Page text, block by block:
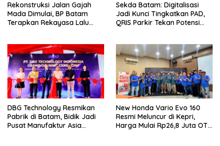
Rekonstruksi Jalan Gajah
Mada Dimulai, BP Batam
Terapkan Rekayasa Lalu
Sekda Batam: Digitalisasi
Jadi Kunci Tingkatkan PAD,
QRIS Parkir Tekan Potensi
DBG Technology Resmikan
Pabrik di Batam, Bidik Jadi
Pusat Manufaktur Asia
New Honda Vario Evo 160
Resmi Meluncur di Kepri,
Harga Mulai Rp26,8 Juta OTR